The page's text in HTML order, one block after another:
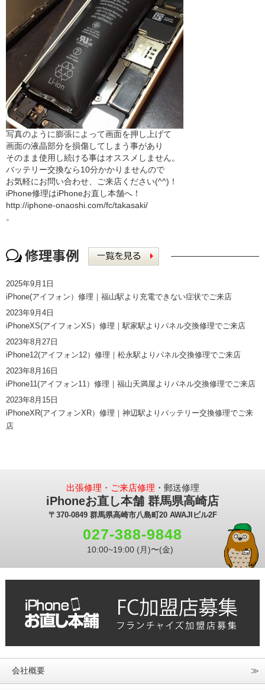
写真のように膨張によって画面を押し上げて
画面の液晶部分を損傷してしまう事があり
そのまま使用し続ける事はオススメしません。
バッテリー交換なら10分かかりませんので
お気軽にお問い合わせ、ご来店ください(^^)！
iPhone修理はiPhoneお直し本舗へ！
http://iphone-onaoshi.com/fc/takasaki/
。
2025年9月1日
iPhone(アイフォン）修理｜福山駅より充電できない症状でご来店
2023年9月4日
iPhoneXS(アイフォンXS）修理｜駅家駅よりパネル交換修理でご来店
2023年8月27日
iPhone12(アイフォン12）修理｜松永駅よりパネル交換修理でご来店
2023年8月16日
iPhone11(アイフォン11）修理｜福山天満屋よりパネル交換修理でご来店
2023年8月15日
iPhoneXR(アイフォンXR）修理｜神辺駅よりバッテリー交換修理でご来
店
出張修理・ご来店修理 ・郵送修理
iPhoneお直し本舗 群馬県高崎店
〒370-0849 群馬県高崎市八島町20 AWAJIビル2F
027-388-9848
10:00~19:00 (月)〜(金)
会社概要